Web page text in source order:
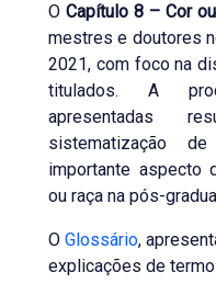
O Capítulo 8 – Cor
mestres e doutores
2021, com foco na
titulados. A
apresentadas
sistematização
importante aspecto
ou raça na pós-
O Glossário,
explicações de